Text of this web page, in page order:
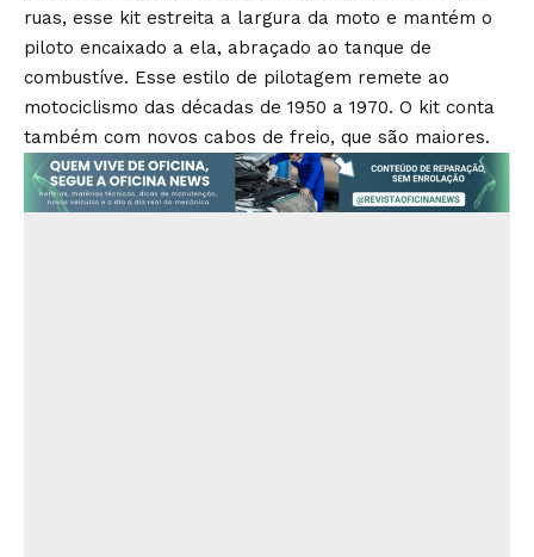
ruas, esse kit estreita a largura da moto e mantém o
piloto encaixado a ela, abraçado ao tanque de
combustíve. Esse estilo de pilotagem remete ao
motociclismo das décadas de 1950 a 1970. O kit conta
também com novos cabos de freio, que são maiores.